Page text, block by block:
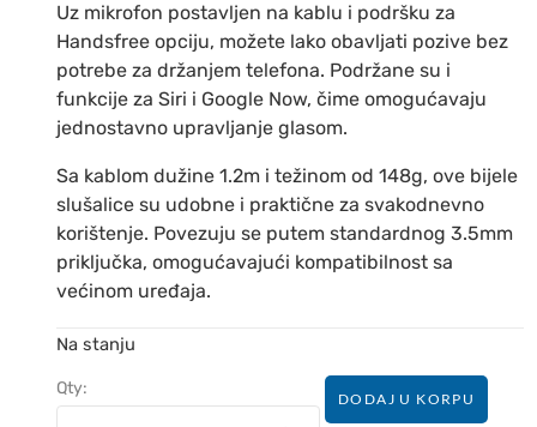
Uz mikrofon postavljen na kablu i podršku za
Handsfree opciju, možete lako obavljati pozive bez
potrebe za držanjem telefona. Podržane su i
funkcije za Siri i Google Now, čime omogućavaju
jednostavno upravljanje glasom.
Sa kablom dužine 1.2m i težinom od 148g, ove bijele
slušalice su udobne i praktične za svakodnevno
korištenje. Povezuju se putem standardnog 3.5mm
priključka, omogućavajući kompatibilnost sa
većinom uređaja.
Na stanju
Qty:
DODAJ U KORPU